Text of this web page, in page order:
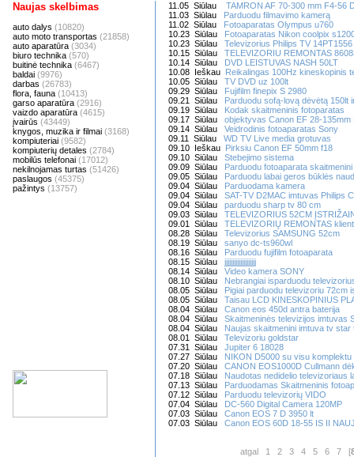
Naujas skelbimas
auto dalys (10820)
auto moto transportas (21858)
auto aparatūra (3034)
biuro technika (570)
buitinė technika (6467)
baldai (9976)
darbas (26783)
flora, fauna (10413)
garso aparatūra (2916)
vaizdo aparatūra (4615)
įvairūs (43449)
knygos, muzika ir filmai (3168)
kompiuteriai (9582)
kompiuterių detales (2784)
mobilūs telefonai (17012)
nekilnojamas turtas (51426)
paslaugos (45375)
pažintys (13757)
11.05 Siūlau
TAMRON AF 70-300 mm F4-56
11.03 Siūlau
Parduodu filmavimo kamerą
11.02 Siūlau
Fotoaparatas Olympus u760
10.23 Siūlau
Fotoaparatas Nikon coolpix
10.23 Siūlau
Televizorius Philips TV 14PT1556
10.15 Siūlau
TELEVIZORIU REMONTAS
10.14 Siūlau
DVD LEISTUVAS NASH 50LT
10.08 Ieškau Reikalingas 100Hz kineskopinis
10.05 Siūlau
TV DVD uz 100lt
09.29 Siūlau
Fujifilm finepix S 2980
09.21 Siūlau
Parduodu sofą-lovą dėvėtą 150lt
09.19 Siūlau
Kodak skaitmeninis fotoparatas
09.17 Siūlau
objektyvas Canon EF 28-135mm
09.14 Siūlau
Veidrodinis fotoaparatas Sony
09.11 Siūlau
WD TV Live media grotuvas
09.10 Ieškau Pirksiu Canon EF 50mm f18
09.10 Siūlau
Stebejimo sistema
09.09 Siūlau
Parduodu fotoaparata skaitmenini
09.05 Siūlau
Parduodu labai geros būklės
09.04 Siūlau
Parduodama kamera
09.04 Siūlau
SAT-TV D2MAC imtuvas Philips
09.04 Siūlau
parduodu sharp tv 80 cm
09.03 Siūlau
TELEVIZORIUS 52CM
09.01 Siūlau
TELEVIZORIŲ REMONTAS
08.28 Siūlau
Televizorius SAMSUNG 52cm
08.19 Siūlau
sanyo dc-ts960wl
08.16 Siūlau
Parduodu fujifilm fotoaparata
08.15 Siūlau
jjjjjjjjjjjjjjjjjjjj
08.14 Siūlau
Video kamera SONY
08.10 Siūlau
Nebrangiai isparduodu
08.05 Siūlau
Pigiai parduodu televizoriu 72cm
08.05 Siūlau
Taisau LCD KINESKOPINIUS
08.04 Siūlau
Canon eos 450d antra baterija
08.04 Siūlau
Skaitmeninės televizijos imtuvas
08.04 Siūlau
Naujas skaitmenini imtuva tv star
08.01 Siūlau
Televizoriu goldstar
07.31 Siūlau
Jupiter 6 18028
07.27 Siūlau
NIKON D5000 su visu komplektu
07.20 Siūlau
CANON EOS1000D Cullmann
07.18 Siūlau
Naudotas nedidelio televizoriaus
07.13 Siūlau
Parduodamas Skaitmeninis
07.12 Siūlau
Parduodu televizorių VIDO
07.04 Siūlau
DC-560 Digital Camera 120MP
07.03 Siūlau
Canon EOS 7 D 3950 lt
07.03 Siūlau
Canon EOS 60D 18-55 IS II
atgal 1 2 3 4 5 6 7[